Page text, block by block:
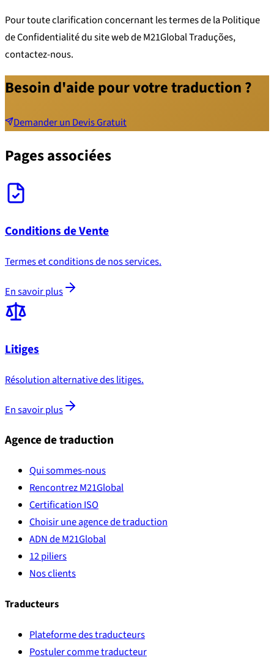
Pour toute clarification concernant les termes de la Politique
de Confidentialité du site web de M21Global Traduções,
contactez-nous.
Besoin d'aide pour votre traduction ?
Demander un Devis Gratuit
Pages associées
Conditions de Vente
Termes et conditions de nos services.
En savoir plus
Litiges
Résolution alternative des litiges.
En savoir plus
Agence de traduction
Qui sommes-nous
Rencontrez M21Global
Certification ISO
Choisir une agence de traduction
ADN de M21Global
12 piliers
Nos clients
Traducteurs
Plateforme des traducteurs
Postuler comme traducteur